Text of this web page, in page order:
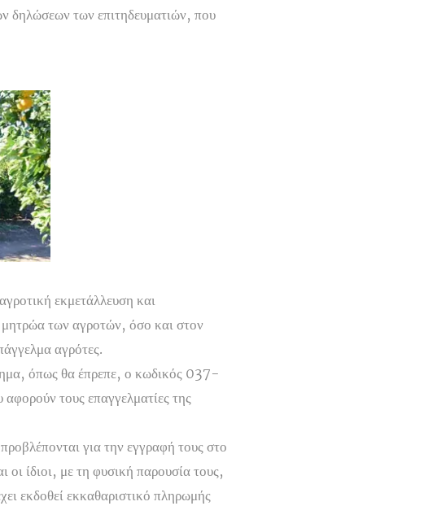
δηλώσεων των επιτηδευματιών, που
εκμετάλλευση και
μητρώα των αγροτών, όσο και στον
αγρότες.
όπως θα έπρεπε, ο κωδικός 037-
τους επαγγελματίες της
για την εγγραφή τους στο
ίδιοι, με τη φυσική παρουσία τους,
εκδοθεί εκκαθαριστικό πληρωμής